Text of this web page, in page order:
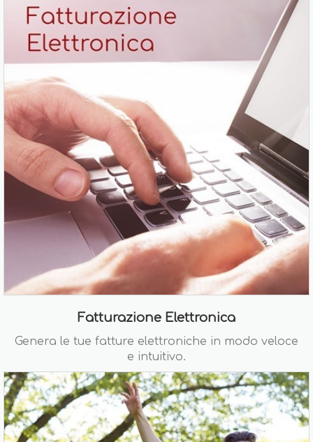
Fatturazione Elettronica
Genera le tue fatture elettroniche in modo veloce
e intuitivo.